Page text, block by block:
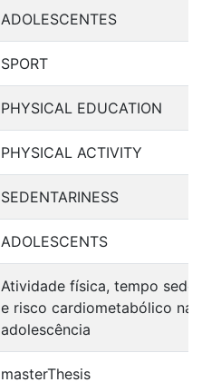
ADOLESCENTES
SPORT
PHYSICAL EDUCATION
PHYSICAL ACTIVITY
SEDENTARINESS
ADOLESCENTS
Atividade física, tempo
e risco cardiometabólico na
adolescência
masterThesis